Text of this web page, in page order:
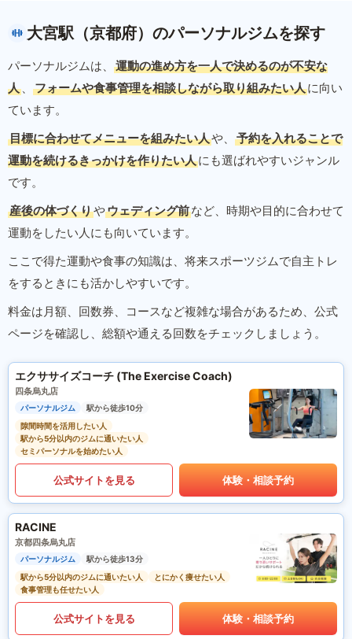
大宮駅（京都府）のパーソナルジムを探す
パーソナルジムは、
運動の進め方を一人で決めるのが不安な
人 、 フォームや食事管理を相談しながら取り組みたい人に向い
ています。
目標に合わせてメニューを組みたい人や、
予約を入れることで
運動を続けるきっかけを作りたい人にも選ばれやすいジャンル
です。
産後の体づくりやウェディング前など、時期や目的に合わせて
運動をしたい人にも向いています。
ここで得た運動や食事の知識は、将来スポーツジムで自主トレ
をするときにも活かしやすいです。
料金は月額、回数券、コースなど複雑な場合があるため、公式
ページを確認し、総額や通える回数をチェックしましょう。
エクササイズコーチ (The Exercise Coach)
四条烏丸店
パーソナルジム
駅から徒歩10分
隙間時間を活用したい人
駅から5分以内のジムに通いたい人
セミパーソナルを始めたい人
公式サイトを見る 体験・相談予約
RACINE
京都四条烏丸店
パーソナルジム
駅から徒歩13分
駅から5分以内のジムに通いたい人
とにかく痩せたい人
食事管理も任せたい人
公式サイトを見る 体験・相談予約